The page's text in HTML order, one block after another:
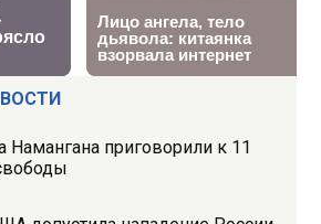
приговорили к 11